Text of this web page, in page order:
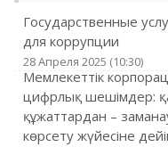
Государственные
для коррупции
28 Апреля 2025 (10:30)
Мемлекеттік
цифрлық шешімдер:
құжаттардан –
көрсету жүйесіне